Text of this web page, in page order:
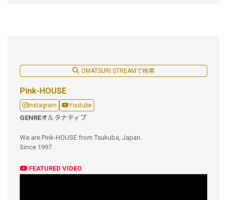
OMATSURI STREAMで検索
Pink-HOUSE
Instagram Youtube
GENREオルタナティブ
We are Pink-HOUSE from Tsukuba, Japan.
Since 1997
FEATURED VIDEO